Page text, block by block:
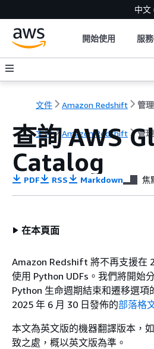
中文
開始使用 服
文件 Amazon Redshift 管
文件 Amazon Redshift 管
查詢 AWS
Catalog
PDF RSS Markdown 焦
在本頁面
Amazon Redshift 將不再支援在
使用 Python UDFs。我們將開始
Python 生命週期結束和遷移選項
2025 年 6 月 30 日發佈的部落格
本文為英文版的機器翻譯版本，
致之處，概以英文版為準。